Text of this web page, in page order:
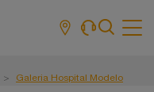
Galeria Hospital Modelo